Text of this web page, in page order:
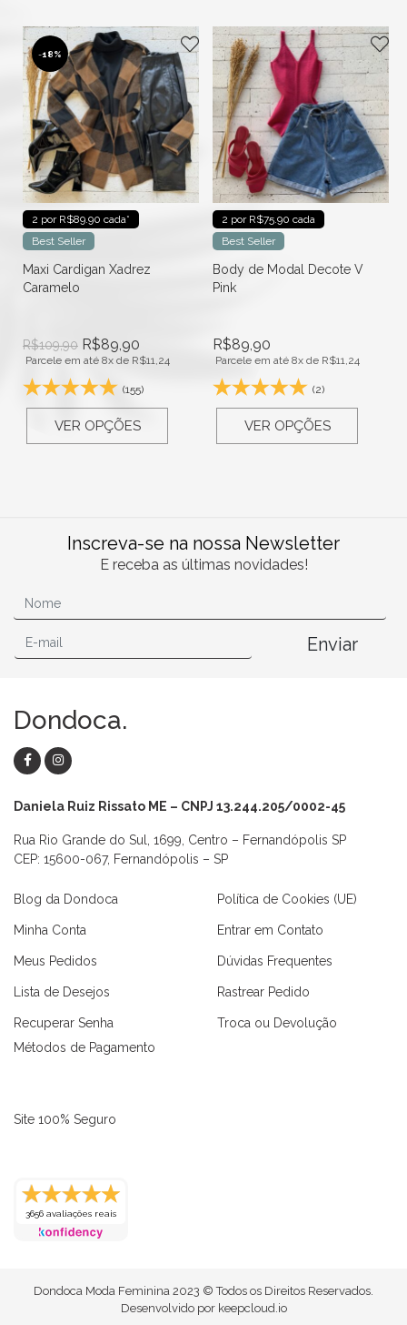
Macaquinhos
-18%
2 por R$89.90 cada*
Best Seller
Maxi Cardigan Xadrez
Caramelo
R$109,90 R$89,90
Parcele em até 8x de R$11,24
(155)
VER OPÇÕES
2 por R$75.90 cada
Best Seller
Body de Modal Decote V
Pink
R$89,90
Parcele em até 8x de R$11,24
(2)
VER OPÇÕES
Inscreva-se na nossa Newsletter
E receba as últimas novidades!
Enviar
Dondoca.
Daniela Ruiz Rissato ME – CNPJ 13.244.205/0002-45
Rua Rio Grande do Sul, 1699, Centro – Fernandópolis SP
CEP: 15600-067, Fernandópolis – SP
Blog da Dondoca
Minha Conta
Meus Pedidos
Lista de Desejos
Recuperar Senha
Política de Cookies (UE)
Entrar em Contato
Dúvidas Frequentes
Rastrear Pedido
Troca ou Devolução
Métodos de Pagamento
Site 100% Seguro
3656 avaliações reais
Dondoca Moda Feminina 2023 © Todos os Direitos Reservados.
Desenvolvido por keepcloud.io